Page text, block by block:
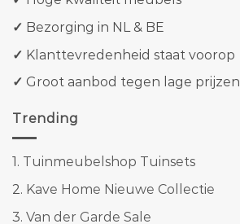
✓ Bezorging in NL & BE
✓ Klanttevredenheid staat voorop
✓ Groot aanbod tegen lage prijzen
Trending
1. Tuinmeubelshop Tuinsets
2. Kave Home Nieuwe Collectie
3. Van der Garde Sale